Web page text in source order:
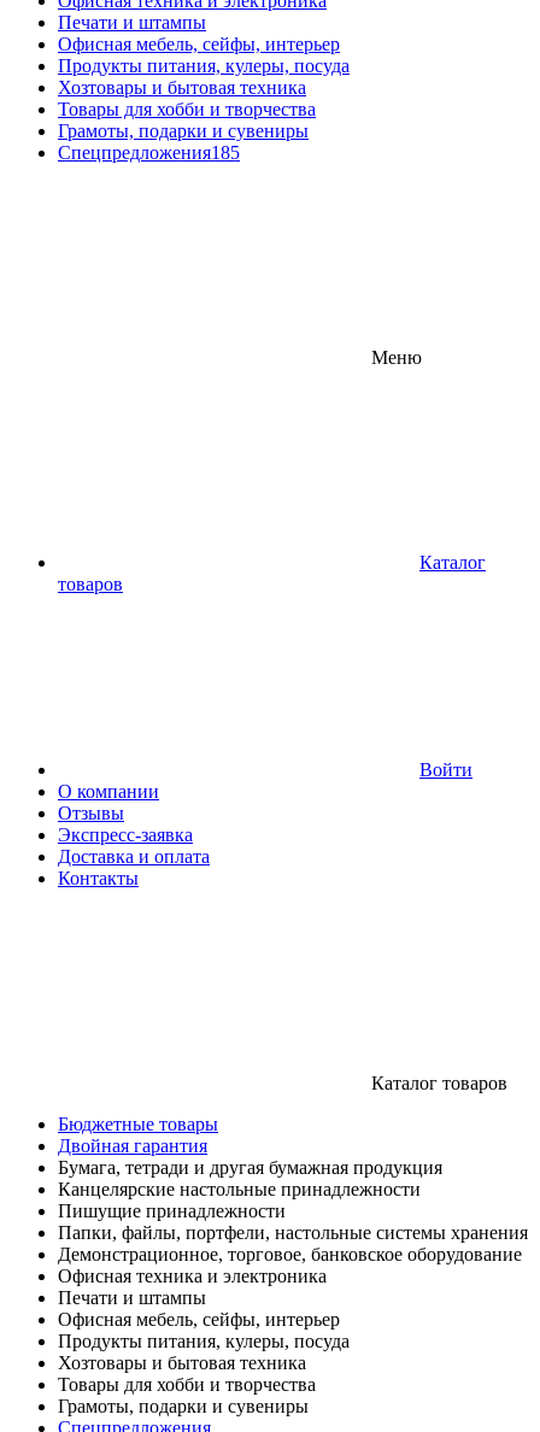
Печати и штампы
Офисная мебель, сейфы, интерьер
Продукты питания, кулеры, посуда
Хозтовары и бытовая техника
Товары для хобби и творчества
Грамоты, подарки и сувениры
Спецпредложения185
Меню
Каталог
товаров
Войти
О компании
Отзывы
Экспресс-заявка
Доставка и оплата
Контакты
Каталог товаров
Бюджетные товары
Двойная гарантия
Бумага, тетради и другая бумажная продукция
Канцелярские настольные принадлежности
Пишущие принадлежности
Папки, файлы, портфели, настольные системы хранения
Демонстрационное, торговое, банковское оборудование
Офисная техника и электроника
Печати и штампы
Офисная мебель, сейфы, интерьер
Продукты питания, кулеры, посуда
Хозтовары и бытовая техника
Товары для хобби и творчества
Грамоты, подарки и сувениры
Спецпредложения